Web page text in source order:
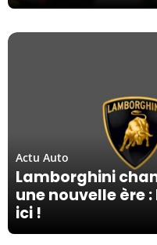
Lamborghini
une nouvelle ère
ici !
Actu Auto